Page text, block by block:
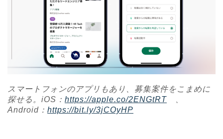
スマートフォンのアプリもあり、募集案件をこまめに
探せる。iOS： https://apple.co/2ENGtRT
Android： https://bit.ly/3jCOyHP